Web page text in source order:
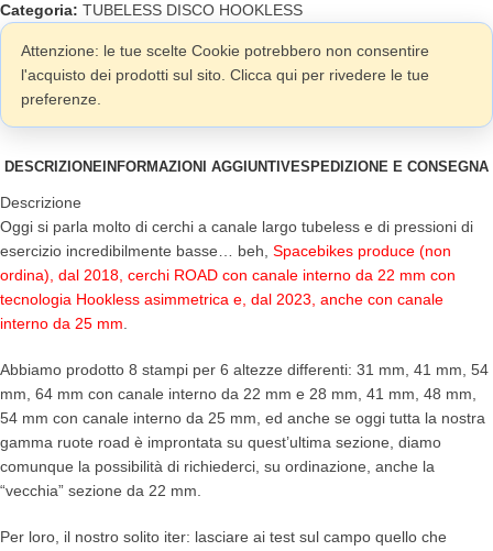
Categoria: TUBELESS DISCO HOOKLESS
Attenzione: le tue scelte Cookie potrebbero non consentire
l'acquisto dei prodotti sul sito. Clicca qui per rivedere le tue
preferenze.
DESCRIZIONE INFORMAZIONI AGGIUNTIVESPEDIZIONE E CONSEGNA
Descrizione
Oggi si parla molto di cerchi a canale largo tubeless e di pressioni di
esercizio incredibilmente basse… beh, Spacebikes produce (non
ordina), dal 2018, cerchi ROAD con canale interno da 22 mm con
tecnologia Hookless asimmetrica e, dal 2023, anche con canale
interno da 25 mm
Abbiamo prodotto 8 stampi per 6 altezze differenti: 31 mm, 41 mm, 54
mm, 64 mm con canale interno da 22 mm e 28 mm, 41 mm, 48 mm,
54 mm con canale interno da 25 mm, ed anche se oggi tutta la nostra
gamma ruote road è improntata su quest’ultima sezione, diamo
comunque la possibilità di richiederci, su ordinazione, anche la
“vecchia” sezione da 22 mm.
Per loro, il nostro solito iter: lasciare ai test sul campo quello che